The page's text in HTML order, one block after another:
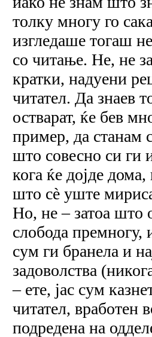
толку многу го
изгледаше тогаш
со читање. Не, не
кратки, надуени
читател. Да знаев
остварат, ќе бев
пример, да станам
што совесно си ги
кога ќе дојде
што сè уште
Но, не ‒ затоа што
слобода премногу,
сум ги бранела и
задоволства
‒ ете, јас сум
читател, вработен
подредена на